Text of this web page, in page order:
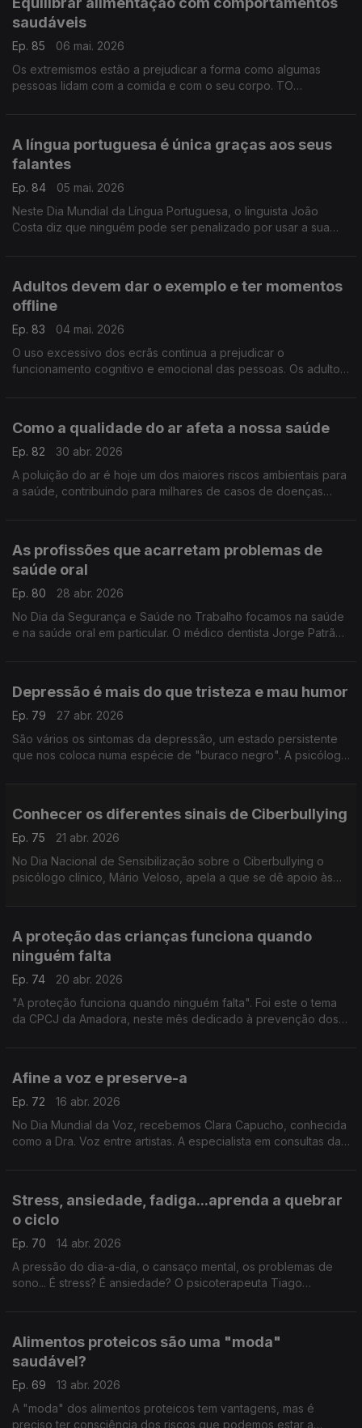
saudáveis
Ep. 85
06 mai. 2026
Os extremismos estão a prejudicar a forma como algumas
pessoas lidam com a comida e com o seu corpo. TO
A língua portuguesa é única graças aos seus
falantes
Ep. 84
05 mai. 2026
Neste Dia Mundial da Língua Portuguesa, o linguista João
Costa diz que ninguém pode ser penalizado por usar a sua
Adultos devem dar o exemplo e ter momentos
offline
Ep. 83
04 mai. 2026
O uso excessivo dos ecrãs continua a prejudicar o
funcionamento cognitivo e emocional das pessoas. Os adultos
Como a qualidade do ar afeta a nossa saúde
Ep. 82
30 abr. 2026
A poluição do ar é hoje um dos maiores riscos ambientais para
a saúde, contribuindo para milhares de casos de doenças
As profissões que acarretam problemas de
saúde oral
Ep. 80
28 abr. 2026
No Dia da Segurança e Saúde no Trabalho focamos na saúde
e na saúde oral em particular. O médico dentista Jorge Patrão
Depressão é mais do que tristeza e mau humor
Ep. 79
27 abr. 2026
São vários os sintomas da depressão, um estado persistente
que nos coloca numa espécie de "buraco negro". A psicóloga
Conhecer os diferentes sinais de Ciberbullying
Ep. 75
21 abr. 2026
No Dia Nacional de Sensibilização sobre o Ciberbullying o
psicólogo clínico, Mário Veloso, apela a que se dê apoio às
A proteção das crianças funciona quando
ninguém falta
Ep. 74
20 abr. 2026
"A proteção funciona quando ninguém falta". Foi este o tema
da CPCJ da Amadora, neste mês dedicado à prevenção dos
Afine a voz e preserve-a
Ep. 72
16 abr. 2026
No Dia Mundial da Voz, recebemos Clara Capucho, conhecida
como a Dra. Voz entre artistas. A especialista em consultas da
Stress, ansiedade, fadiga...aprenda a quebrar
o ciclo
Ep. 70
14 abr. 2026
A pressão do dia-a-dia, o cansaço mental, os problemas de
sono... É stress? É ansiedade? O psicoterapeuta Tiago
Alimentos proteicos são uma "moda"
saudável?
Ep. 69
13 abr. 2026
A "moda" dos alimentos proteicos tem vantagens, mas é
preciso ter consciência dos riscos que podemos estar a